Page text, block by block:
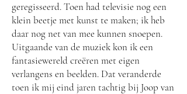
geregisseerd. Toen had televisie nog een
klein beetje met kunst te maken; ik heb
daar nog net van mee kunnen snoepen.
Uitgaande van de muziek kon ik een
fantasiewereld creëren met eigen
verlangens en beelden. Dat veranderde
toen ik mij eind jaren tachtig bij Joop van